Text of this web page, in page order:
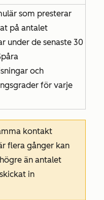
som presterar
på antalet
under de senaste 30
och
för varje
kontakt
flera gånger kan
än antalet
in